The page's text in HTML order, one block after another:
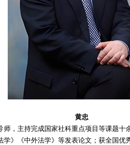
黄忠
师，主持完成国家社科重点项目等课题
学》《中外法学》等发表论文；获全国